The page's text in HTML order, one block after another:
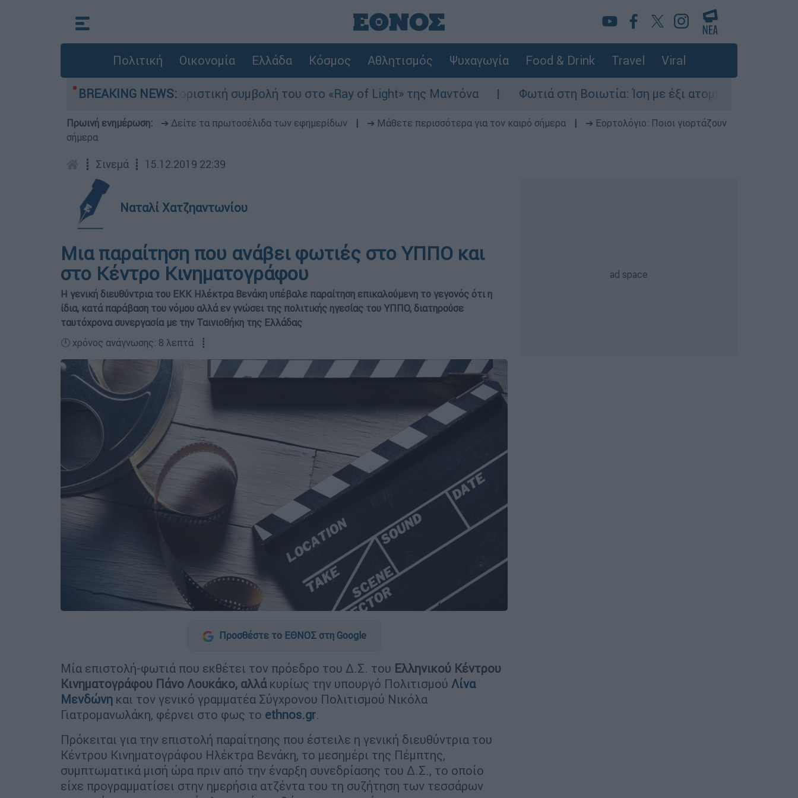
Πολιτική Οικονομία Ελλάδα Κόσμος Αθλητισμός Ψυχαγωγία Food & Drink Travel Viral
BREAKING NEWS:
Όρμπιτ - Η καθοριστική συμβολή του στο «Ray of Light» της Μαντόνα Φωτιά στη Βοιωτία: Ίση με έξι ατομικές βόμβες της Χιροσίμα
Πρωινή ενημέρωση: ➔ Δείτε τα πρωτοσέλιδα των εφημερίδων ➔ Μάθετε περισσότερα για τον καιρό σήμερα
➔ Εορτολόγιο: Ποιοι γιορτάζουν
σήμερα
┋ Σινεμά ┋ 15.12.2019 22:39
Ναταλί Χατζηαντωνίου
Μια παραίτηση που ανάβει φωτιές στο ΥΠΠΟ και
στο Κέντρο Κινηματογράφου
Η γενική διευθύντρια του ΕΚΚ Ηλέκτρα Βενάκη υπέβαλε παραίτηση επικαλούμενη το γεγονός ότι η
ίδια, κατά παράβαση του νόμου αλλά εν γνώσει της πολιτικής ηγεσίας του ΥΠΠΟ, διατηρούσε
ταυτόχρονα συνεργασία με την Ταινιοθήκη της Ελλάδας
🕛 χρόνος ανάγνωσης: 8 λεπτά ┋
Προσθέστε το ΕΘΝΟΣ στη Google
Μία επιστολή-φωτιά που εκθέτει τον πρόεδρο του Δ.Σ. του Ελληνικού Κέντρου
Κινηματογράφου Πάνο Λουκάκο, αλλά κυρίως την υπουργό Πολιτισμού Λίνα
Μενδώνη και τον γενικό γραμματέα Σύγχρονου Πολιτισμού Νικόλα
Γιατρομανωλάκη, φέρνει στο φως το ethnos.gr.
Πρόκειται για την επιστολή παραίτησης που έστειλε η γενική διευθύντρια του
Κέντρου Κινηματογράφου Ηλέκτρα Βενάκη, το μεσημέρι της Πέμπτης,
συμπτωματικά μισή ώρα πριν από την έναρξη συνεδρίασης του Δ.Σ., το οποίο
είχε προγραμματίσει στην ημερήσια ατζέντα του τη συζήτηση των τεσσάρων